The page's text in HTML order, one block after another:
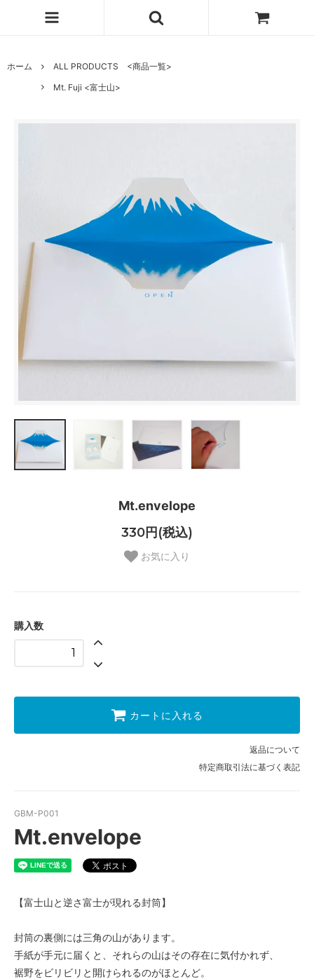
ホーム
ALL PRODUCTS <商品一覧>
Mt. Fuji <富士山>
Mt.envelope
330円(税込)
お気に入り
購入数
カートに入れる
返品について
特定商取引法に基づく表記
GBM-P001
Mt.envelope
【富士山と逆さ富士が現れる封筒】
封筒の裏側には三角の山があります。
手紙が手元に届くと、それらの山はその存在に気付かれず、
裾野をビリビリと開けられるのがほとんど。